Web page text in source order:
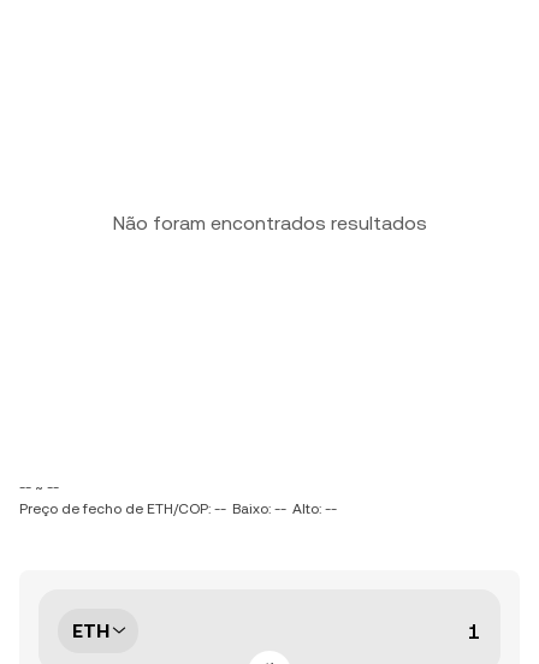
Não foram encontrados resultados
-- ~ --
Preço de fecho de ETH/COP: -- Baixo: -- Alto: --
ETH